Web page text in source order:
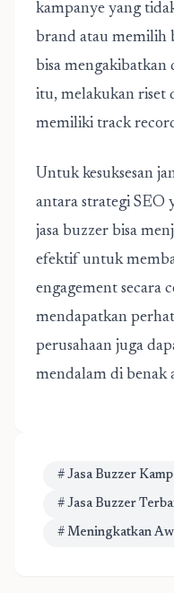
kampanye yang
brand atau memilih
bisa mengakibatkan
itu, melakukan riset
memiliki track
Untuk kesuksesan
antara strategi SEO
jasa buzzer bisa
efektif untuk
engagement secara
mendapatkan
perusahaan juga
mendalam di benak
# Jasa Buzzer
# Jasa Buzzer
# Meningkatkan